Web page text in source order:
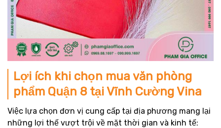
Lợi ích khi chọn mua văn phòng
phẩm Quận 8 tại Vĩnh Cường Vina
Việc lựa chọn đơn vị cung cấp tại địa phương mang lại
những lợi thế vượt trội về mặt thời gian và kinh tế: